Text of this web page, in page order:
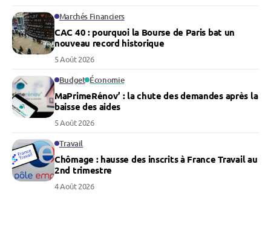
Marchés Financiers
CAC 40 : pourquoi la Bourse de Paris bat un
nouveau record historique
5 Août 2026
Budget Économie
MaPrimeRénov’ : la chute des demandes après la
baisse des aides
5 Août 2026
Travail
Chômage : hausse des inscrits à France Travail au
2nd trimestre
4 Août 2026